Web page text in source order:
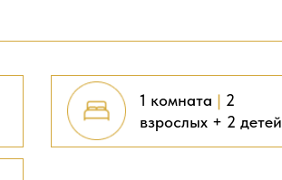
1 комната | 2
взрослых + 2 детей